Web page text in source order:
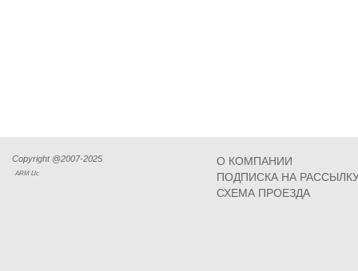
Copyright @2007-2025
ARM Llc
О КОМПАНИИ
ПОДПИСКА НА
СХЕМА ПРОЕЗДА